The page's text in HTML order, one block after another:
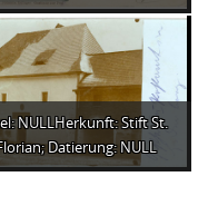
NULLHerkunft: Stift St.
Datierung: NULL